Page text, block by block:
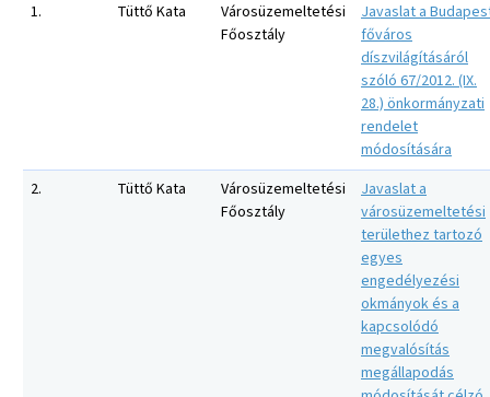
1. Tüttő Kata
Városüzemeltetési
Főosztály
Javaslat a
főváros
díszvilágításáról
szóló 67/2012. (IX.
28.) önkormányzati
rendelet
módosítására
2.
Tüttő Kata
Városüzemeltetési
Főosztály
Javaslat a
városüzemeltetési
területhez tartozó
egyes
engedélyezési
okmányok és a
kapcsolódó
megvalósítás
megállapodás